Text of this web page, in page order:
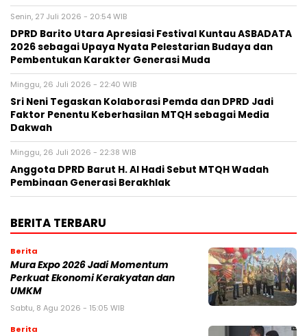
Senin, 27 Juli 2026 - 20:54 WIB
DPRD Barito Utara Apresiasi Festival Kuntau ASBADATA
2026 sebagai Upaya Nyata Pelestarian Budaya dan
Pembentukan Karakter Generasi Muda
Minggu, 26 Juli 2026 - 22:40 WIB
Sri Neni Tegaskan Kolaborasi Pemda dan DPRD Jadi
Faktor Penentu Keberhasilan MTQH sebagai Media
Dakwah
Minggu, 26 Juli 2026 - 22:38 WIB
Anggota DPRD Barut H. Al Hadi Sebut MTQH Wadah
Pembinaan Generasi Berakhlak
BERITA TERBARU
Berita
Mura Expo 2026 Jadi Momentum
Perkuat Ekonomi Kerakyatan dan
UMKM
Sabtu, 8 Agu 2026 - 15:05 WIB
Berita